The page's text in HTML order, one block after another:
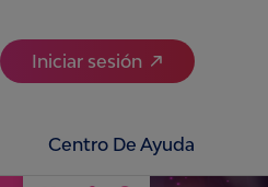
Iniciar sesión
Centro De Ayuda